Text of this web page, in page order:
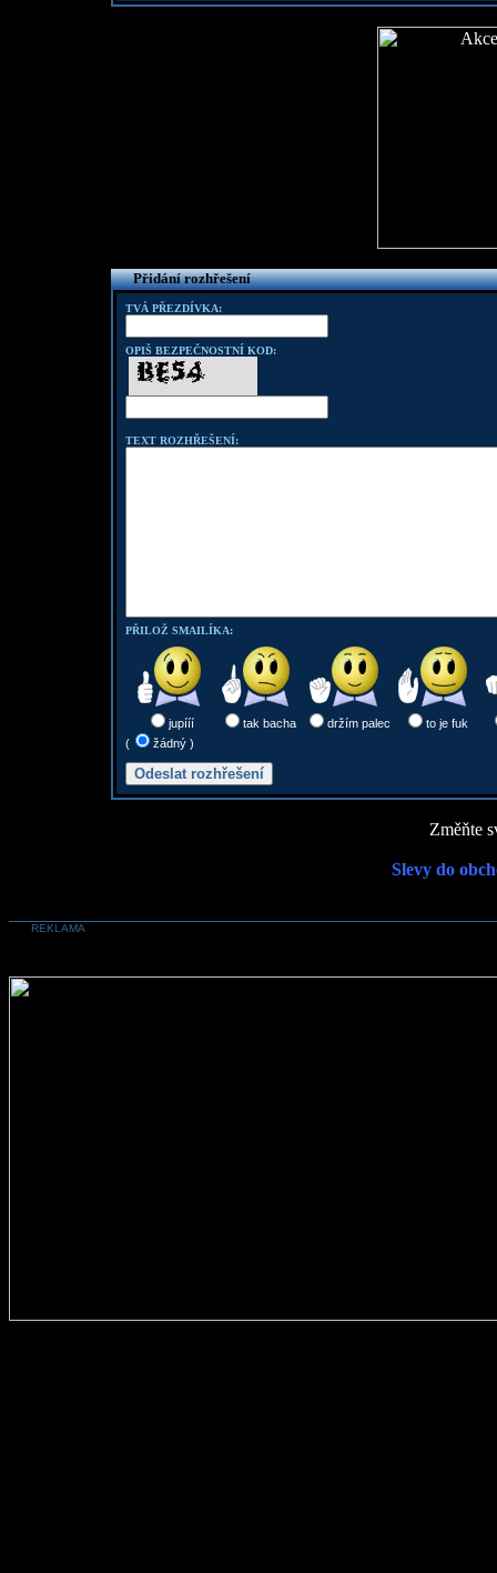
Přidání rozhřešení
TVÁ PŘEZDÍVKA:
OPIŠ BEZPEČNOSTNÍ KOD:
TEXT ROZHŘEŠENÍ:
PŘILOŽ SMAILÍKA:
jupííí tak bacha držím palec
to je fuk
(
žádný )
Změňte
Slevy do
REKLAMA